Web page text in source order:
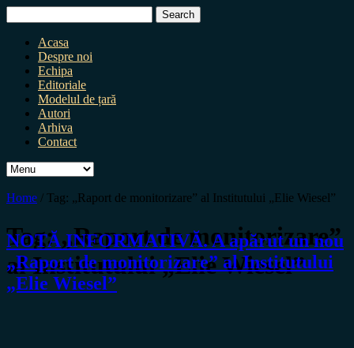
for:
Acasa
Despre noi
Echipa
Editoriale
Modelul de țară
Autori
Arhiva
Contact
Home / Tag: „Raport de monitorizare” al Institutului „Elie Wiesel”
Tag:„Raport de monitorizare”
al Institutului „Elie Wiesel”
NOTĂ INFORMATIVĂ. A apărut un nou
„Raport de monitorizare” al Institutului
„Elie Wiesel”